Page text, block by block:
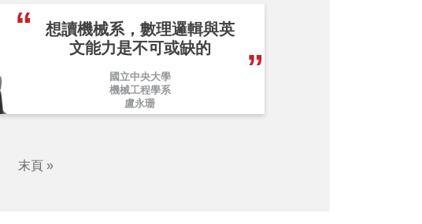
想讀機械系，數理邏輯與英
文能力是不可或缺的
國立中央大學
機械工程學系
盧永珊
末頁 »